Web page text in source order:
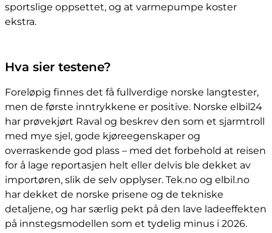
sportslige oppsettet, og at varmepumpe koster
ekstra.
Hva sier testene?
Foreløpig finnes det få fullverdige norske langtester,
men de første inntrykkene er positive. Norske elbil24
har prøvekjørt Raval og beskrev den som et sjarmtroll
med mye sjel, gode kjøreegenskaper og
overraskende god plass – med det forbehold at reisen
for å lage reportasjen helt eller delvis ble dekket av
importøren, slik de selv opplyser. Tek.no og elbil.no
har dekket de norske prisene og de tekniske
detaljene, og har særlig pekt på den lave ladeeffekten
på innstegsmodellen som et tydelig minus i 2026.